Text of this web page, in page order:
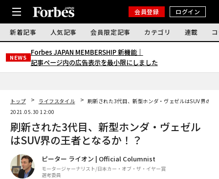
会員登録 ログイン
新着記事 人気記事 会員限定記事 カテゴリ 連載
NEWS
Forbes JAPAN MEMBERSHIP 新機能｜
記事ページ内の広告表示を最小限にしました
トップ ライフスタイル
刷新された3代目、新型ホンダ・ヴェゼルはSUV界の王
2021.05.30 12:00
刷新された3代目、新型ホンダ・ヴェゼル
はSUV界の王者となるか！？
ピーター ライオン | Official Columnist
モータージャーナリスト/日本カー・オブ・ザ・イヤー賞
選考委員